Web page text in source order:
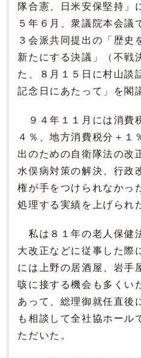
隊合憲、日米安保堅持」
５年６月、衆議院本会議
３会派共同提出の「歴史
新たにする決議」（不戦
た、８月１５日に村山談
記念日にあたって」を閣
９４年１１月には消費
４％、地方消費税分＋１
出のための自衛隊法の改
水俣病対策の解決、行政
権が手をつけられなかっ
処理する実績を上げられ
私は８１年の老人保健
大改正などに従事した際
には上野の居酒屋、岩手
咳に接する機会も多くい
あって、総理御就任直後
も相談して全社協ホール
ただいた。